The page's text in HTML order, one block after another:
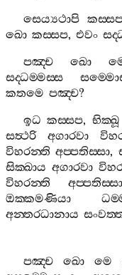
සෙය්‍යථාපි
ඛො කස‍්සප, එවං
පඤ‍්ච
ඛො
සද‍්ධම‍්මස‍්ස
කතමෙ පඤ‍්ච?
ඉධ කස‍්සප, භික‍්ඛූ
සත්‍ථරි
අගාරවා
විහරන‍්ති අප‍්පතිස‍්සා,
සික‍්ඛාය අගාරවා
විහරන‍්ති
අප‍්පතිස‍්සා
ඔක‍්කමණියා
අන‍්තරධානාය
පඤ‍්ච ඛො මෙ